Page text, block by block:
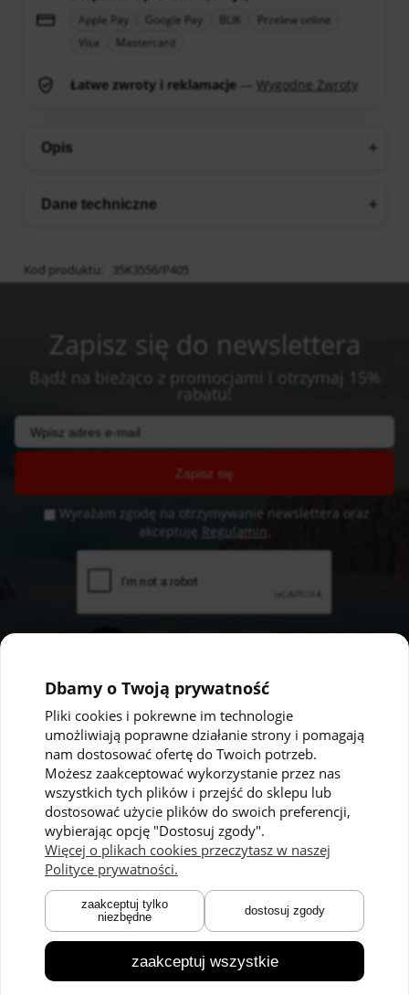
Apple Pay Google Pay BLIK
Przelew online
Visa
Mastercard
Łatwe zwroty i reklamacje Wygodne Zwroty
Opis
Dane techniczne
Kod produktu: 35K3556/P405
Zapisz się do newslettera
Bądź na bieżąco z promocjami i otrzymaj 15%
rabatu!
Zapisz się
Wyrażam zgodę na otrzymywanie newslettera oraz
akceptuję Regulamin
Pomoc
Polityka prywatności
Regulaminy
Kontakt
Moje konto
Twoje zamówienia
Ustawienia konta
Przechowalnia
Płatności i dostawa
Zwroty i reklamacje
O nas
O marce
Technologie
Blog
Dbamy o Twoją prywatność
Pliki cookies i pokrewne im technologie
umożliwiają poprawne działanie strony i pomagają
nam dostosować ofertę do Twoich potrzeb.
Możesz zaakceptować wykorzystanie przez nas
wszystkich tych plików i przejść do sklepu lub
dostosować użycie plików do swoich preferencji,
wybierając opcję "Dostosuj zgody".
Więcej o plikach cookies przeczytasz w naszej
Polityce prywatności.
zaakceptuj tylko
niezbędne
dostosuj zgody
zaakceptuj wszystkie